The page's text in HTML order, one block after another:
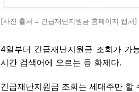
[사진 출처 = 긴급재난지원금 홈페이지 캡처]
4일부터 긴급재난지원금 조회가 가
시간 검색어에 오르는 등 화제다.
긴급재난지원금 조회는 세대주만 할